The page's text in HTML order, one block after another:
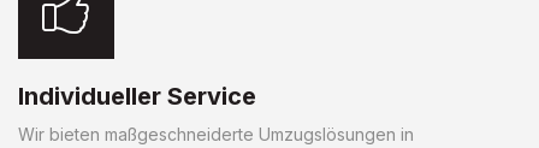
Individueller Service
Wir bieten maßgeschneiderte Umzugslösungen in